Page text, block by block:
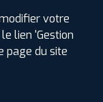
votre
lien 'Gestion
page du site